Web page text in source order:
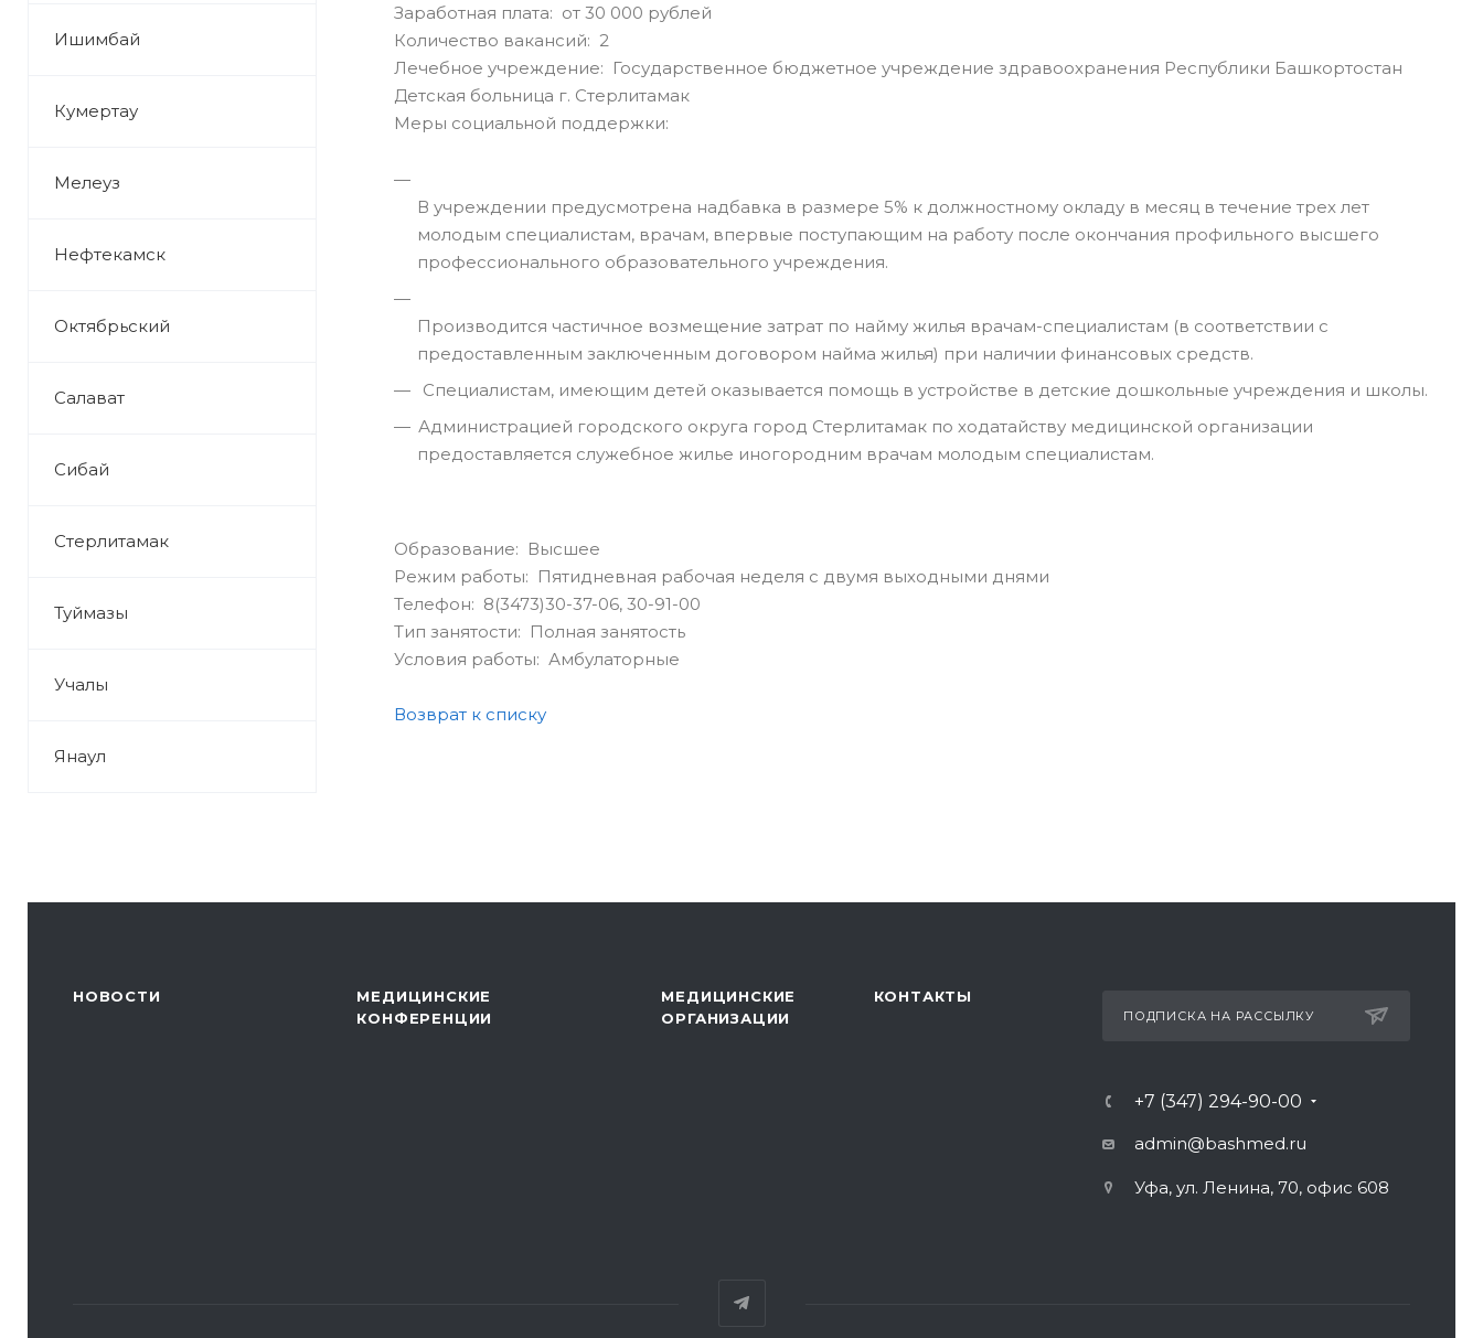
Ишимбай
Кумертау
Мелеуз
Нефтекамск
Октябрьский
Салават
Сибай
Стерлитамак
Туймазы
Учалы
Янаул
Заработная плата: от 30 000 рублей
Количество вакансий: 2
Лечебное учреждение: Государственное бюджетное учреждение здравоохранения Республики Башкортостан
Детская больница г. Стерлитамак
Меры социальной поддержки:
В учреждении предусмотрена надбавка в размере 5% к должностному окладу в месяц в течение трех лет
молодым специалистам, врачам, впервые поступающим на работу после окончания профильного высшего
профессионального образовательного учреждения.
Производится частичное возмещение затрат по найму жилья врачам-специалистам (в соответствии с
предоставленным заключенным договором найма жилья) при наличии финансовых средств.
Специалистам, имеющим детей оказывается помощь в устройстве в детские дошкольные учреждения и школы.
Администрацией городского округа город Стерлитамак по ходатайству медицинской организации
предоставляется служебное жилье иногородним врачам молодым специалистам.
Образование: Высшее
Режим работы: Пятидневная рабочая неделя с двумя выходными днями
Телефон: 8(3473)30-37-06, 30-91-00
Тип занятости: Полная занятость
Условия работы: Амбулаторные
Возврат к списку
НОВОСТИ
МЕДИЦИНСКИЕ
КОНФЕРЕНЦИИ
МЕДИЦИНСКИЕ
ОРГАНИЗАЦИИ
КОНТАКТЫ
ПОДПИСКА НА РАССЫЛКУ
+7 (347) 294-90-00
admin@bashmed.ru
Уфа, ул. Ленина, 70, офис 608